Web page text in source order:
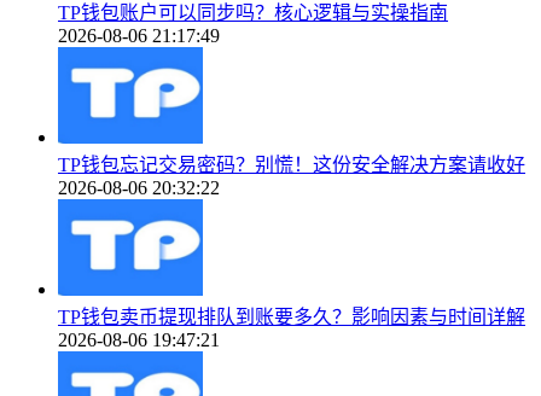
TP钱包账户可以同步吗？核心逻辑与实操指南
2026-08-06 21:17:49
TP钱包忘记交易密码？别慌！这份安全解决方案请收好
2026-08-06 20:32:22
TP钱包卖币提现排队到账要多久？影响因素与时间详解
2026-08-06 19:47:21